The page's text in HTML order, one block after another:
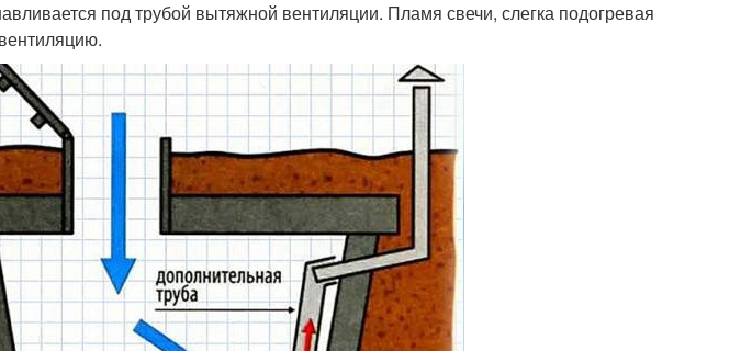
под трубой вытяжной вентиляции. Пламя свечи, слегка подогревая